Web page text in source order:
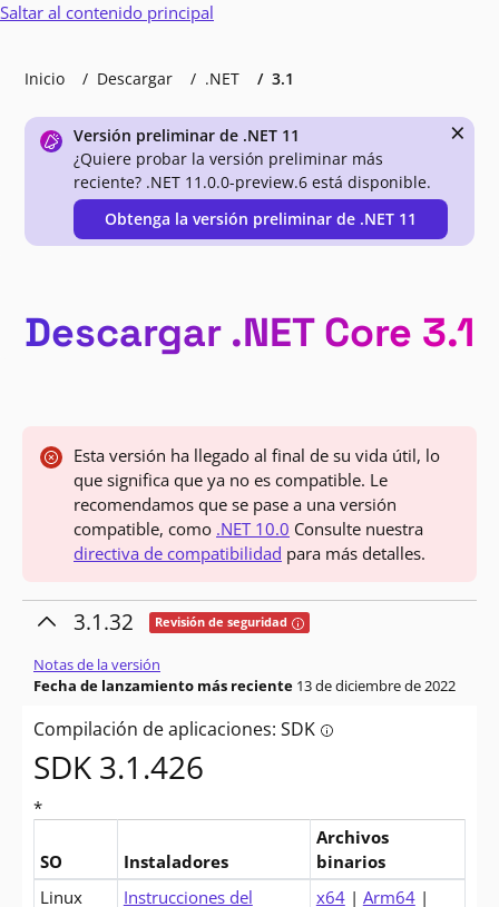
Saltar al contenido principal
Inicio Descargar .NET 3.1
Versión preliminar de .NET 11
¿Quiere probar la versión preliminar más
reciente? .NET 11.0.0-preview.6 está disponible.
Obtenga la versión preliminar de .NET 11
×
Descargar .NET Core 3.1
Esta versión ha llegado al final de su vida útil, lo
que significa que ya no es compatible. Le
recomendamos que se pase a una versión
compatible, como .NET 10.0 Consulte nuestra
directiva de compatibilidad para más detalles.
3.1.32 Revisión de seguridad Tooltip: Esta versión contiene
Notas de la versión
Fecha de lanzamiento más reciente 13 de diciembre de 2022
Compilación de aplicaciones: SDK Tooltip: ¿Quiere
SDK 3.1.426
*
Descargas para .NET Core 3.1 SDK (v3.1.426)
SO Instaladores
Archivos
binarios
Linux
Instrucciones del
x64| Arm64|